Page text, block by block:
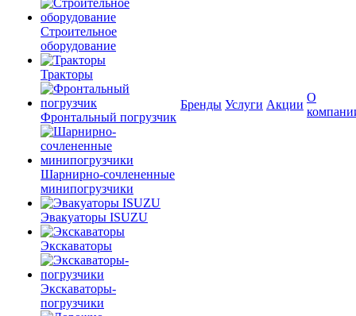
Строительное
оборудование
Тракторы
Фронтальный погрузчик
Шарнирно-сочлененные
минипогрузчики
Эвакуаторы ISUZU
Экскаваторы
Экскаваторы-
погрузчики
Бренды Услуги Акции
О